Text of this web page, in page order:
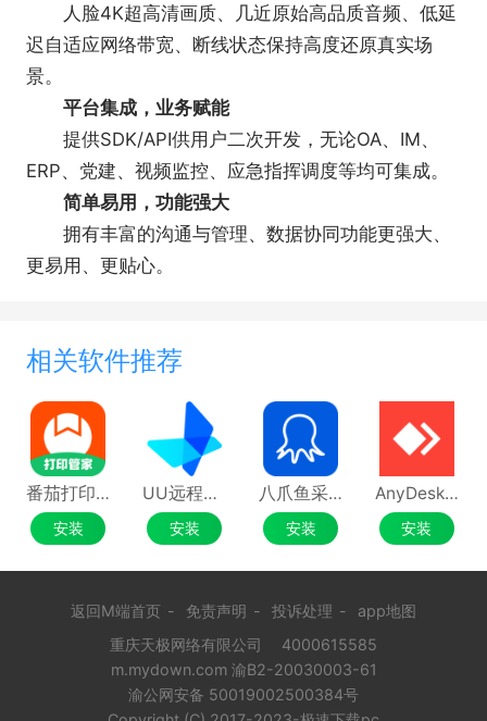
人脸4K超高清画质、几近原始高品质音频、低延
迟自适应网络带宽、断线状态保持高度还原真实场
景。
平台集成，业务赋能
提供SDK/API供用户二次开发，无论OA、IM、
ERP、党建、视频监控、应急指挥调度等均可集成。
简单易用，功能强大
拥有丰富的沟通与管理、数据协同功能更强大、
更易用、更贴心。
相关软件推荐
番茄打印管家Mac版
安装
UU远程MAC版(GameViewer远程)
安装
八爪鱼采集器Mac版
安装
AnyDesk Mac版
安装
返回M端首页 - 免责声明 - 投诉处理 -
app地图
重庆天极网络有限公司
4000615585
m.mydown.com 渝B2-20030003-61
渝公网安备 50019002500384号